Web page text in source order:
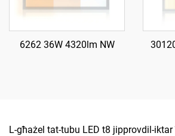
6262 36W 4320lm NW
L-għażel tat-tubu LED t8 jipprovdil-